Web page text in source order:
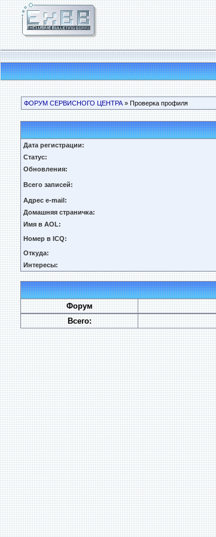
ФОРУМ СЕРВИСНОГО ЦЕНТРА » Проверка профиля
Дата регистрации:
Статус:
Обновления:
Всего записей:
Адрес e-mail:
Домашняя страничка:
Имя в AOL:
Номер в ICQ:
Откуда:
Интересы:
Форум
Всего: